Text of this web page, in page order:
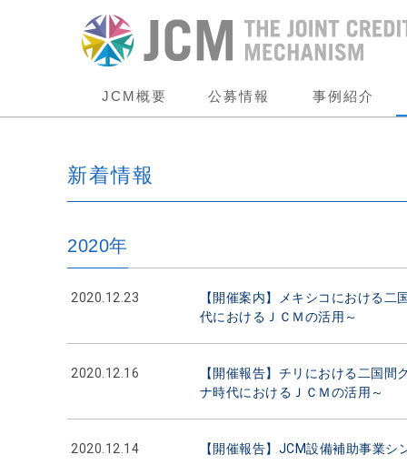
JCM概要 公募情報 事例紹介
新着情報
2020年
2020.12.23
【開催案内】メキシコにおける
代におけるＪＣＭの活用～
2020.12.16
【開催報告】チリにおける二国
ナ時代におけるＪＣＭの活用～
2020.12.14 【開催報告】JCM設備補助事業